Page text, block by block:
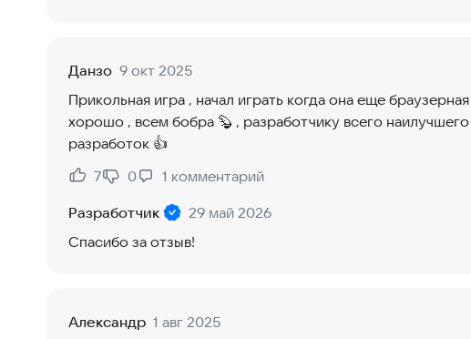
Данзо 9 окт 2025
Прикольная игра , начал играть когда она еще
хорошо , всем бобра 🦫 , разработчику всего
разработок 👍
Нравится:
7
Не нравится:
0 1 комментарий
Разработчик
29 май 2026
Спасибо за отзыв!
Александр 1 авг 2025